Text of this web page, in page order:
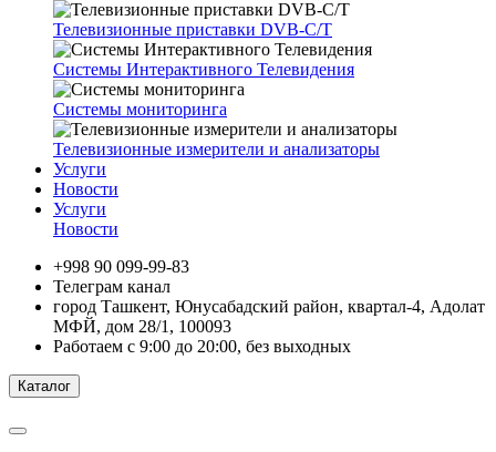
Телевизионные приставки DVB-C/T
Системы Интерактивного Телевидения
Системы мониторинга
Телевизионные измерители и анализаторы
Услуги
Новости
Услуги
Новости
+998 90 099-99-83
Телеграм канал
город Ташкент, Юнусабадский район, квартал-4, Адолат
МФЙ, дом 28/1, 100093
Работаем с 9:00 до 20:00, без выходных
Каталог